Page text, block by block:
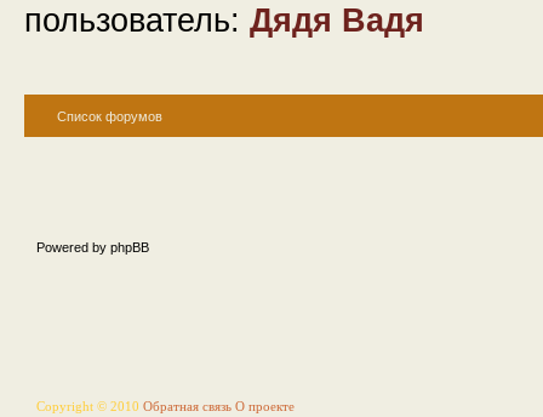
пользователь: Дядя Вадя
Список форумов
Powered by phpBB
Copyright © 2010 Обратная связь О проекте